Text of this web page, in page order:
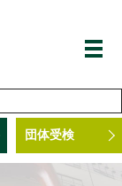
団体受検